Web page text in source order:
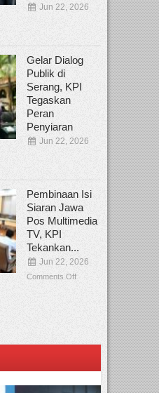
Jun 22, 2026
Gelar Dialog
Publik di
Serang, KPI
Tegaskan
Peran
Penyiaran
Jun 22, 2026
Pembinaan Isi
Siaran Jawa
Pos Multimedia
TV, KPI
Tekankan...
Jun 22, 2026
Comments Off